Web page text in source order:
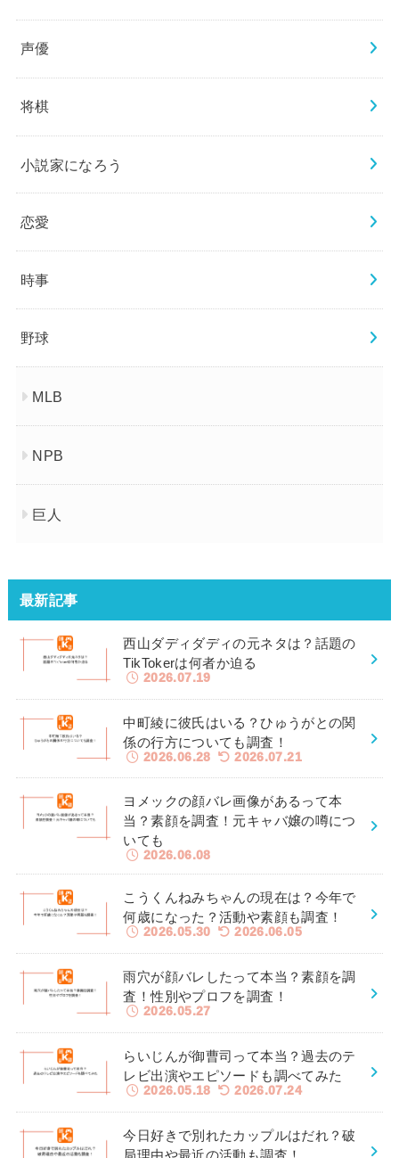
声優
将棋
小説家になろう
恋愛
時事
野球
MLB
NPB
巨人
最新記事
西山ダディダディの元ネタは？話題の
TikTokerは何者か迫る
2026.07.19
中町綾に彼氏はいる？ひゅうがとの関
係の行方についても調査！
2026.06.28 2026.07.21
ヨメックの顔バレ画像があるって本
当？素顔を調査！元キャバ嬢の噂につ
いても
2026.06.08
こうくんねみちゃんの現在は？今年で
何歳になった？活動や素顔も調査！
2026.05.30 2026.06.05
雨穴が顔バレしたって本当？素顔を調
査！性別やプロフを調査！
2026.05.27
らいじんが御曹司って本当？過去のテ
レビ出演やエピソードも調べてみた
2026.05.18 2026.07.24
今日好きで別れたカップルはだれ？破
局理由や最近の活動も調査！